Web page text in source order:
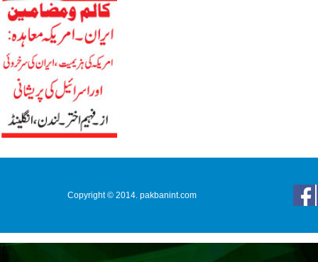
Copyright © 2014. pakbanint.com